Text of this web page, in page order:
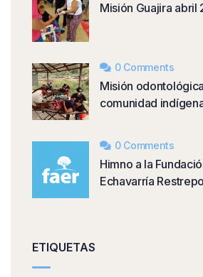
Misión Guajira abril
0 Comments
Misión
comunidad
0 Comments
Himno a la
Echavarría Restrepo
ETIQUETAS